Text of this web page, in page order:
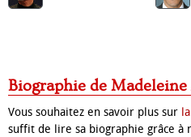
Biographie de
Vous souhaitez en savoir plus sur
suffit de lire sa biographie grâce à